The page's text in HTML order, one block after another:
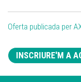
Oferta publicada per
INSCRIURE'M A